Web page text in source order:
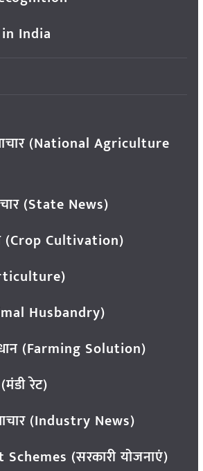
India
(National Agriculture
(State News)
Cultivation)
Husbandry)
(Farming Solution)
रेट)
(Industry News)
(सरकारी योजनाएं)